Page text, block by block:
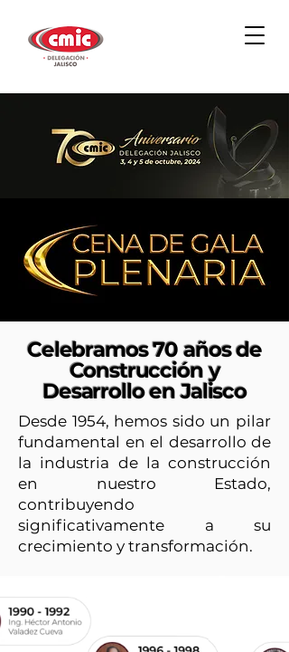
Celebramos 70 años de
Construcción y
Desarrollo en Jalisco
Desde 1954, hemos sido un pilar
fundamental en el desarrollo de
la industria de la construcción
en nuestro Estado,
contribuyendo
significativamente a su
crecimiento y transformación.